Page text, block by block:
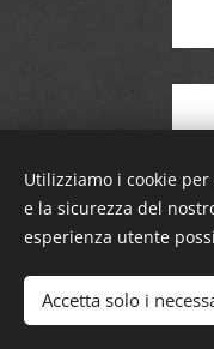
Utilizziamo i cookie
e la sicurezza del
esperienza utente
Accetta solo i